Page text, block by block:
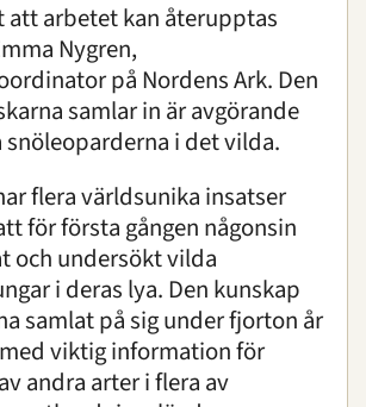
att arbetet kan återupptas
Nygren,
på Nordens Ark. Den
samlar in är avgörande
i det vilda.
flera världsunika insatser
för första gången någonsin
och undersökt vilda
i deras lya. Den kunskap
samlat på sig under fjorton år
viktig information för
andra arter i flera av